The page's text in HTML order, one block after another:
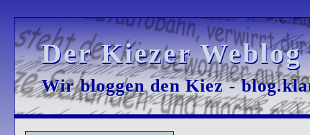
Der Kiezer
Der Kiezer
Wir bloggen den Kiez -
Wir bloggen den Kiez -